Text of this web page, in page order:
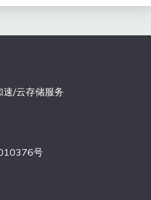
速/云存储服务
号